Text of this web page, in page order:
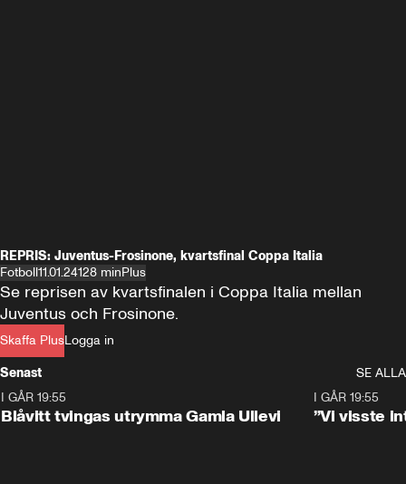
REPRIS: Juventus-Frosinone, kvartsfinal Coppa Italia
Fotboll11.01.24128 minPlus
Skaffa PlusLogga in
Se reprisen av kvartsfinalen i Coppa Italia mellan
Juventus och Frosinone.
Senast
SE ALLA
I GÅR 19:55
Blåvitt tvingas utrymma Gamla Ullevi
I GÅR 19:55
”Vi visste